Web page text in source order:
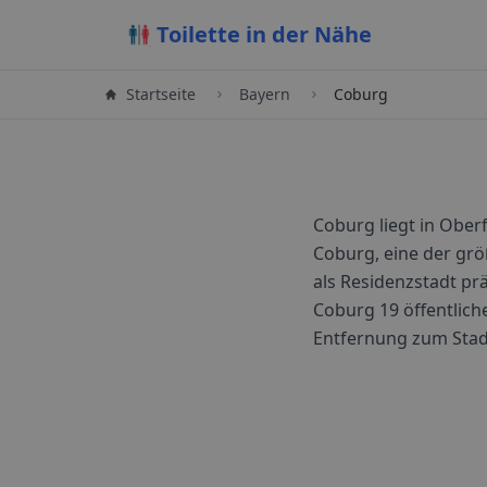
Toilette in der Nähe
Startseite Bayern Coburg
Coburg liegt in
Coburg, eine der
als Residenzstadt
Coburg 19
Entfernung zum